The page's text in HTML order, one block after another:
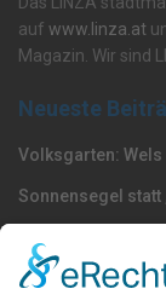
auf www.linza.at
Magazin. Wir sind
Neueste
Volksgarten:
Sonnensegel statt
Strafmündigkeit